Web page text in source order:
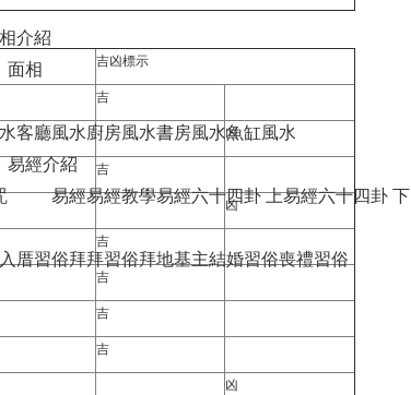
介紹
面相
客廳風水廚房風水書房風水魚缸風水
易經介紹
易經易經教學易經六十四卦 上易經六十四卦 下
入厝習俗拜拜習俗拜地基主結婚習俗喪禮習俗
吉凶標示
吉
凶
吉
凶
吉
吉
吉
吉
凶